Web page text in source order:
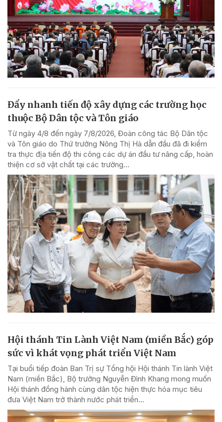
Đẩy nhanh tiến độ xây dựng các trường học
thuộc Bộ Dân tộc và Tôn giáo
Từ ngày 4/8 đến ngày 7/8/2026, Đoàn công tác Bộ Dân tộc
và Tôn giáo do Thứ trưởng Nông Thị Hà dẫn đầu đã đi kiểm
tra thực địa tiến độ thi công các dự án đầu tư nâng cấp, hoàn
thiện cơ sở vật chất tại các trường...
Hội thánh Tin Lành Việt Nam (miền Bắc) góp
sức vì khát vọng phát triển Việt Nam
Tại buổi tiếp đoàn Ban Trị sự Tổng hội Hội thánh Tin lành Việt
Nam (miền Bắc), Bộ trưởng Nguyễn Đình Khang mong muốn
Hội thánh đồng hành cùng dân tộc hiện thực hóa mục tiêu
đưa Việt Nam trở thành nước phát triển...